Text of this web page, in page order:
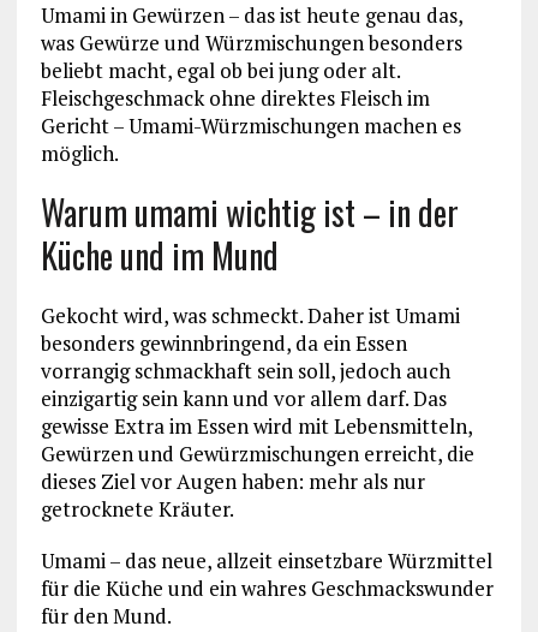
Umami in Gewürzen – das ist heute genau das,
was Gewürze und Würzmischungen besonders
beliebt macht, egal ob bei jung oder alt.
Fleischgeschmack ohne direktes Fleisch im
Gericht – Umami-Würzmischungen machen es
möglich.
Warum umami wichtig ist – in der
Küche und im Mund
Gekocht wird, was schmeckt. Daher ist Umami
besonders gewinnbringend, da ein Essen
vorrangig schmackhaft sein soll, jedoch auch
einzigartig sein kann und vor allem darf. Das
gewisse Extra im Essen wird mit Lebensmitteln,
Gewürzen und Gewürzmischungen erreicht, die
dieses Ziel vor Augen haben: mehr als nur
getrocknete Kräuter.
Umami – das neue, allzeit einsetzbare Würzmittel
für die Küche und ein wahres Geschmackswunder
für den Mund.